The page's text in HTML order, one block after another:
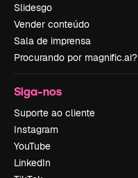
Slidesgo
Vender conteúdo
Sala de imprensa
Procurando por magnific.ai?
Siga-nos
Suporte ao cliente
Instagram
YouTube
LinkedIn